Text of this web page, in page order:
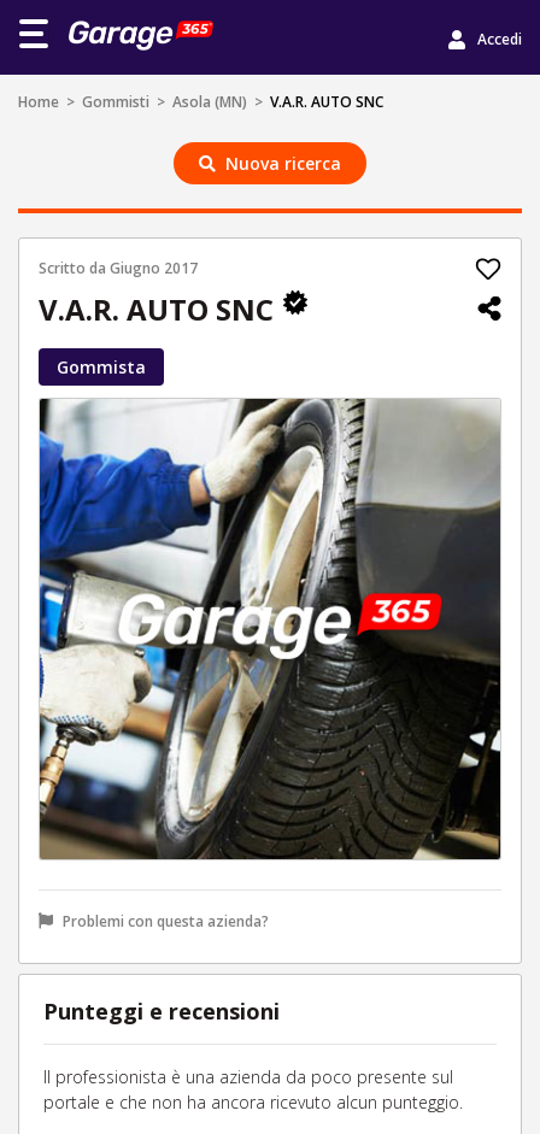
Accedi
Home > Gommisti > Asola (MN) > V.A.R. AUTO SNC
Nuova ricerca
Scritto da Giugno 2017
V.A.R. AUTO SNC
Gommista
Problemi con questa azienda?
Punteggi e recensioni
Il professionista è una azienda da poco presente sul
portale e che non ha ancora ricevuto alcun punteggio.